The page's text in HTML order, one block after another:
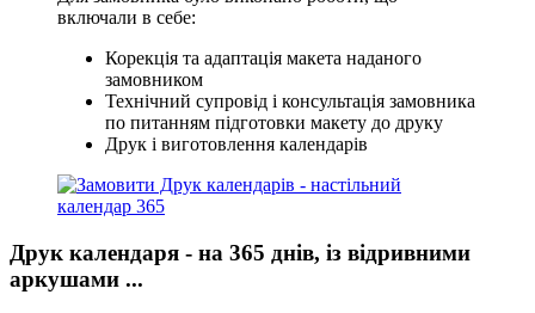
включали в себе:
Корекція та адаптація макета наданого
замовником
Технічний супровід і консультація замовника
по питанням підготовки макету до друку
Друк і виготовлення календарів
Друк календаря - на 365 днів, із відривними
аркушами ...